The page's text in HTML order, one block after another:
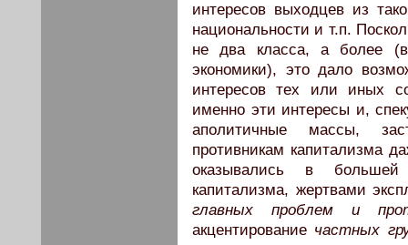
интересов выходцев из
национальности и т.п.
не два класса, а более (в
экономики), это дало
интересов тех или иных
именно эти интересы и,
аполитичные массы,
противникам капитализма
оказывались в
капитализма, жертвами
главных проблем и
акцентирование частных